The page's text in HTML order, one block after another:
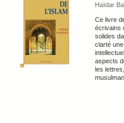
Haïdar
Ce livre
écrivains
solides
clarté
aspects
les